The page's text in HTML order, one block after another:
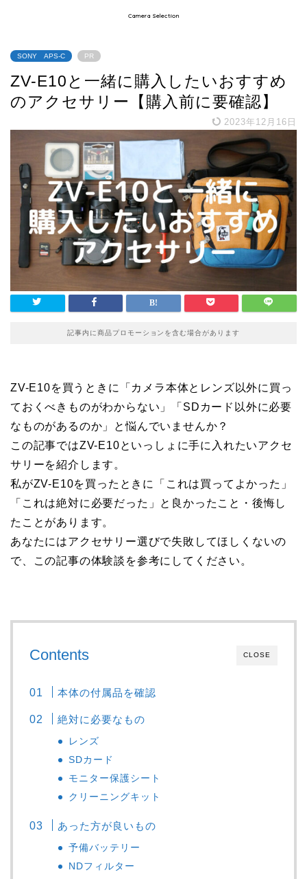
Camera Selection
SONY APS-C PR
ZV-E10と一緒に購入したいおすすめ
のアクセサリー【購入前に要確認】
2023年12月16日
記事内に商品プロモーションを含む場合があります
ZV-E10を買うときに「カメラ本体とレンズ以外に買っ
ておくべきものがわからない」「SDカード以外に必要
なものがあるのか」と悩んでいませんか？
この記事ではZV-E10といっしょに手に入れたいアクセ
サリーを紹介します。
私がZV-E10を買ったときに「これは買ってよかった」
「これは絶対に必要だった」と良かったこと・後悔し
たことがあります。
あなたにはアクセサリー選びで失敗してほしくないの
で、この記事の体験談を参考にしてください。
CLOSE
Contents
本体の付属品を確認
絶対に必要なもの
レンズ
SDカード
モニター保護シート
クリーニングキット
あった方が良いもの
予備バッテリー
NDフィルター